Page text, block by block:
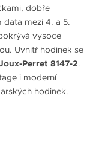
dobře
mezi 4. a 5.
vysoce
Uvnitř hodinek se
Perret 8147-2.
i moderní
hodinek.